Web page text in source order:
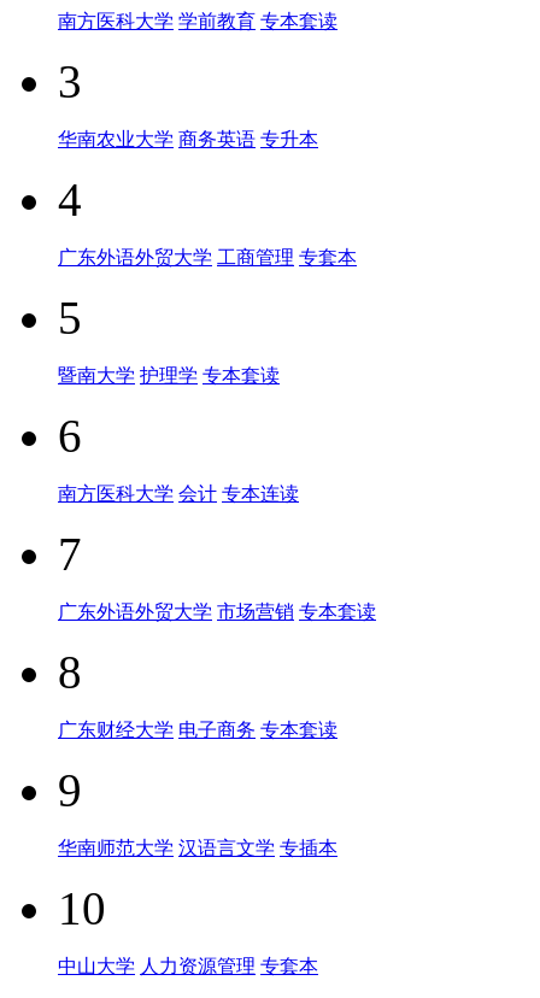
南方医科大学 学前教育 专本套读
3
华南农业大学 商务英语 专升本
4
广东外语外贸大学 工商管理 专套本
5
暨南大学 护理学 专本套读
6
南方医科大学 会计 专本连读
7
广东外语外贸大学 市场营销 专本套读
8
广东财经大学 电子商务 专本套读
9
华南师范大学 汉语言文学 专插本
10
中山大学 人力资源管理 专套本